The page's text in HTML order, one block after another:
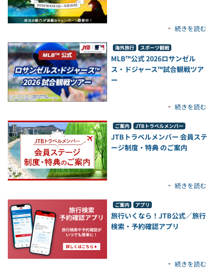
続きを読む
海外旅行 スポーツ観戦
MLB™公式 2026ロサンゼル
ス・ドジャース™試合観戦ツア
ー
続きを読む
ご案内 JTBトラベルメンバー
JTBトラベルメンバー 会員ステ
ージ制度・特典 のご案内
続きを読む
ご案内 アプリ
旅行いくなら！JTB公式／旅行
検索・予約確認アプリ
続きを読む